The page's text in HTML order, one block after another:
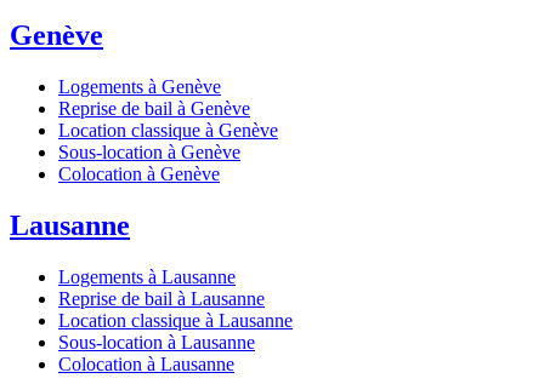
Genève
Logements à Genève
Reprise de bail à Genève
Location classique à Genève
Sous-location à Genève
Colocation à Genève
Lausanne
Logements à Lausanne
Reprise de bail à Lausanne
Location classique à Lausanne
Sous-location à Lausanne
Colocation à Lausanne